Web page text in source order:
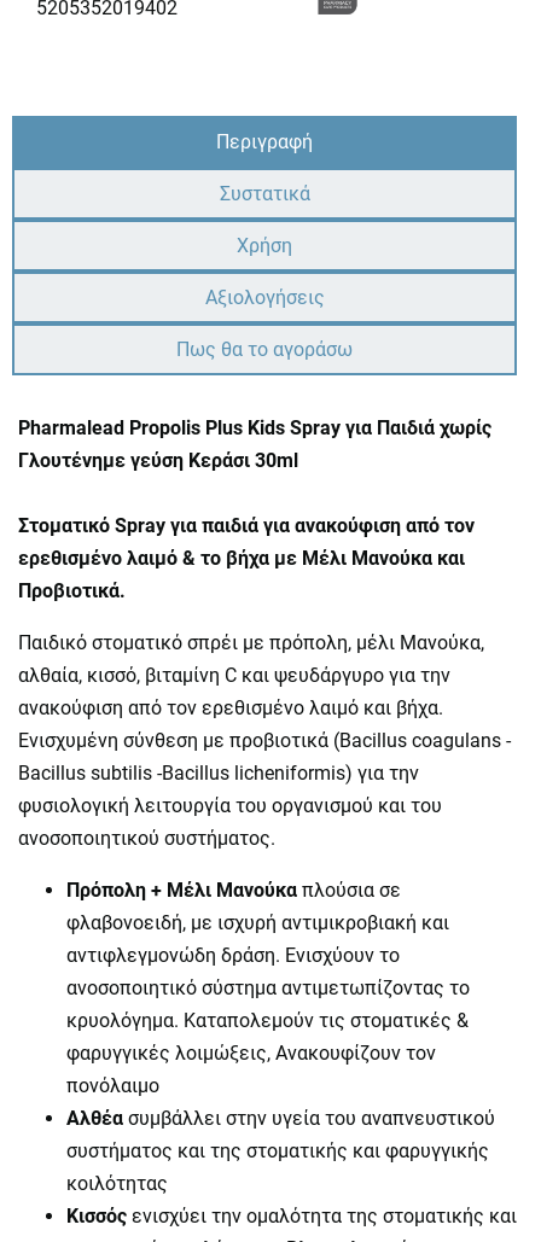
5205352019402
Περιγραφή
Συστατικά
Χρήση
Αξιολογήσεις
Πως θα το αγοράσω
Pharmalead Propolis Plus Kids Spray για Παιδιά χωρίς
Γλουτένημε γεύση Κεράσι 30ml
Στοματικό Spray για παιδιά για ανακούφιση από τον
ερεθισμένο λαιμό & το βήχα με Μέλι Μανούκα και
Προβιοτικά.
Παιδικό στοματικό σπρέι με πρόπολη, μέλι Μανούκα,
αλθαία, κισσό, βιταμίνη C και ψευδάργυρο για την
ανακούφιση από τον ερεθισμένο λαιμό και βήχα.
Ενισχυμένη σύνθεση με προβιοτικά (Bacillus coagulans -
Bacillus subtilis -Bacillus licheniformis) για την
φυσιολογική λειτουργία του οργανισμού και του
ανοσοποιητικού συστήματος.
Πρόπολη + Μέλι Μανούκα πλούσια σε
φλαβονοειδή, με ισχυρή αντιμικροβιακή και
αντιφλεγμονώδη δράση. Ενισχύουν το
ανοσοποιητικό σύστημα αντιμετωπίζοντας το
κρυολόγημα. Καταπολεμούν τις στοματικές &
φαρυγγικές λοιμώξεις, Ανακουφίζουν τον
πονόλαιμο
Αλθέα συμβάλλει στην υγεία του αναπνευστικού
συστήματος και της στοματικής και φαρυγγικής
κοιλότητας
Κισσός ενισχύει την ομαλότητα της στοματικής και